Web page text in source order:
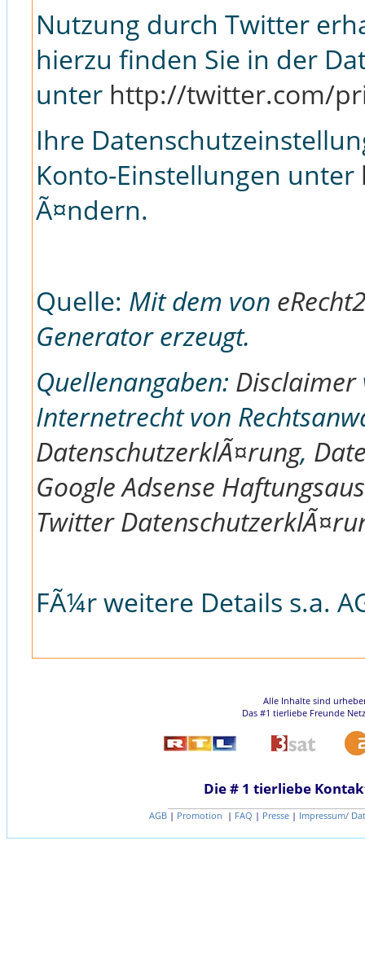
Nutzung durch Twitter
hierzu finden Sie in der
unter http://twitter.com/
Ihre
Konto-Einstellungen unter
Ã¤ndern.
Quelle: Mit dem von
Generator erzeugt.
Quellenangaben: Disclaimer
Internetrecht von
DatenschutzerklÃ¤rung,
Google Adsense
Twitter
FÃ¼r weitere Details s.a.
Alle Inhalte sind
Das #1 tierliebe Freunde
Die # 1 tierliebe
AGB | Promotion | FAQ | Presse | Impressum/